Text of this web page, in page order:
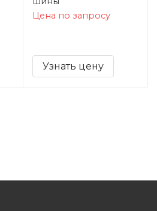
Цена по запросу
Узнать цену